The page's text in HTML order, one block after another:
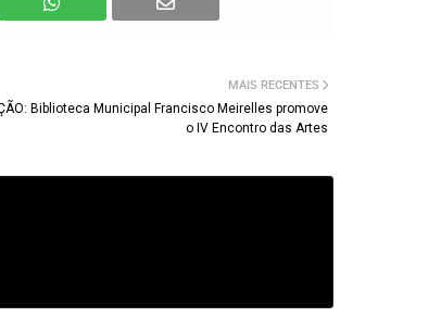
MAIS RECENTES
Biblioteca Municipal Francisco Meirelles promove
o IV Encontro das Artes